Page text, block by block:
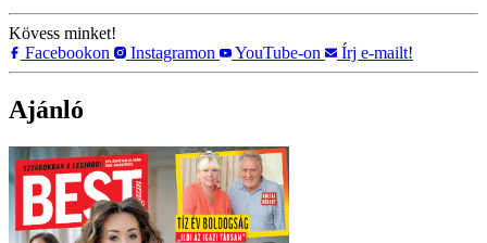
Kövess minket!
Facebookon
Instagramon YouTube-on Írj e-mailt!
Ajánló